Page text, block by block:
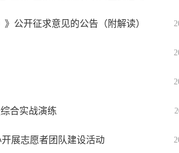
公开征求意见的公告（附解读）
合实战演练
展志愿者团队建设活动